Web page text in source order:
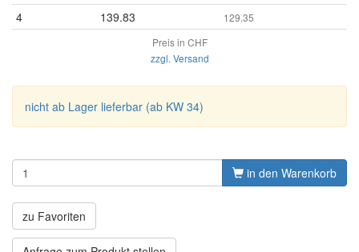
4 139.83
129.35
Preis in CHF
zzgl. Versand
nicht ab Lager lieferbar (ab KW 34)
in den Warenkorb
zu Favoriten